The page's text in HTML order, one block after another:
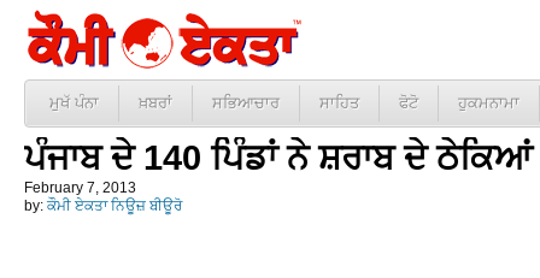
ਮੁਖੱ ਪੰਨਾ ਖ਼ਬਰਾਂ ਸਭਿਆਚਾਰ ਸਾਹਿਤ ਫੋਟੋ ਹੁਕਮਨਾਮਾ
ਪੰਜਾਬ ਦੇ 140 ਪਿੰਡਾਂ ਨੇ ਸ਼ਰਾਬ ਦੇ
February 7, 2013
by: ਕੌਮੀ ਏਕਤਾ ਨਿਊਜ਼ ਬੀਊਰੋ